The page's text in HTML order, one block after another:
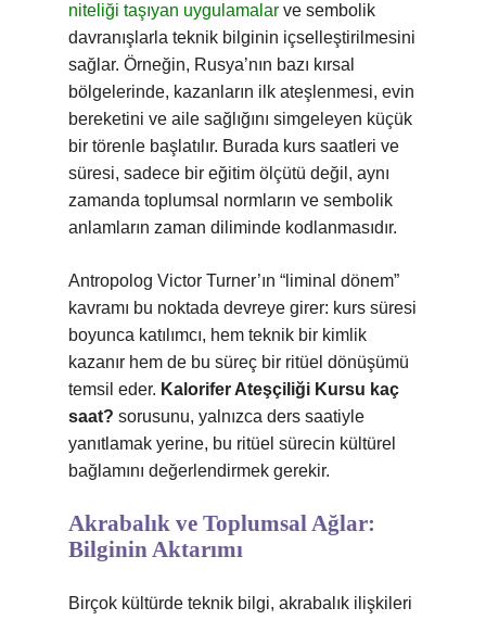
niteliği taşıyan uygulamalar ve sembolik
davranışlarla teknik bilginin içselleştirilmesini
sağlar. Örneğin, Rusya’nın bazı kırsal
bölgelerinde, kazanların ilk ateşlenmesi, evin
bereketini ve aile sağlığını simgeleyen küçük
bir törenle başlatılır. Burada kurs saatleri ve
süresi, sadece bir eğitim ölçütü değil, aynı
zamanda toplumsal normların ve sembolik
anlamların zaman diliminde kodlanmasıdır.
Antropolog Victor Turner’ın “liminal dönem”
kavramı bu noktada devreye girer: kurs süresi
boyunca katılımcı, hem teknik bir kimlik
kazanır hem de bu süreç bir ritüel dönüşümü
temsil eder. Kalorifer Ateşçiliği Kursu kaç
saat? sorusunu, yalnızca ders saatiyle
yanıtlamak yerine, bu ritüel sürecin kültürel
bağlamını değerlendirmek gerekir.
Akrabalık ve Toplumsal Ağlar:
Bilginin Aktarımı
Birçok kültürde teknik bilgi, akrabalık ilişkileri